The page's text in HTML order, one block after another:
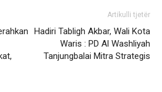
Artikulli tjetër
Hadiri Tabligh Akbar, Wali Kota
Waris : PD Al Washliyah
Tanjungbalai Mitra Strategis